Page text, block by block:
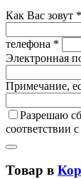
Как Вас зовут *
телефона *
Электронная
Примечание,
Разрешаю
соответствии с
Товар в